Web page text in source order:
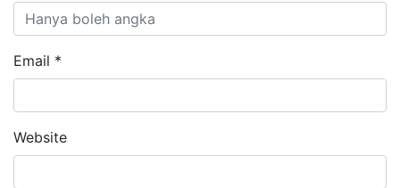
Email *
Website